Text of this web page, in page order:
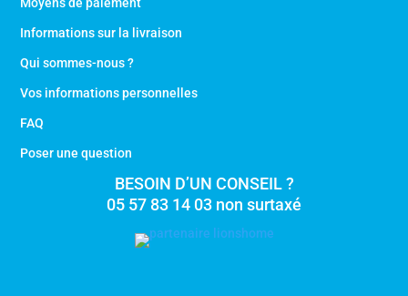
Informations sur la livraison
Qui sommes-nous ?
Vos informations personnelles
FAQ
Poser une question
BESOIN D’UN CONSEIL ?
05 57 83 14 03 non surtaxé